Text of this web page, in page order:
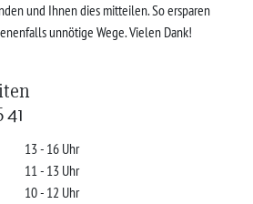
und Ihnen dies mitteilen. So ersparen
unnötige Wege. Vielen Dank!
13 - 16 Uhr
11 - 13 Uhr
10 - 12 Uhr